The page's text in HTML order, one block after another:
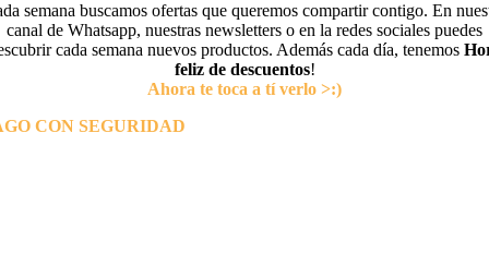
semana buscamos ofertas que queremos compartir contigo. En
canal de Whatsapp, nuestras newsletters o en la redes sociales puedes
cada semana nuevos productos. Además cada día, tenemos
feliz de descuentos!
Ahora te toca a tí verlo >:)
CON SEGURIDAD